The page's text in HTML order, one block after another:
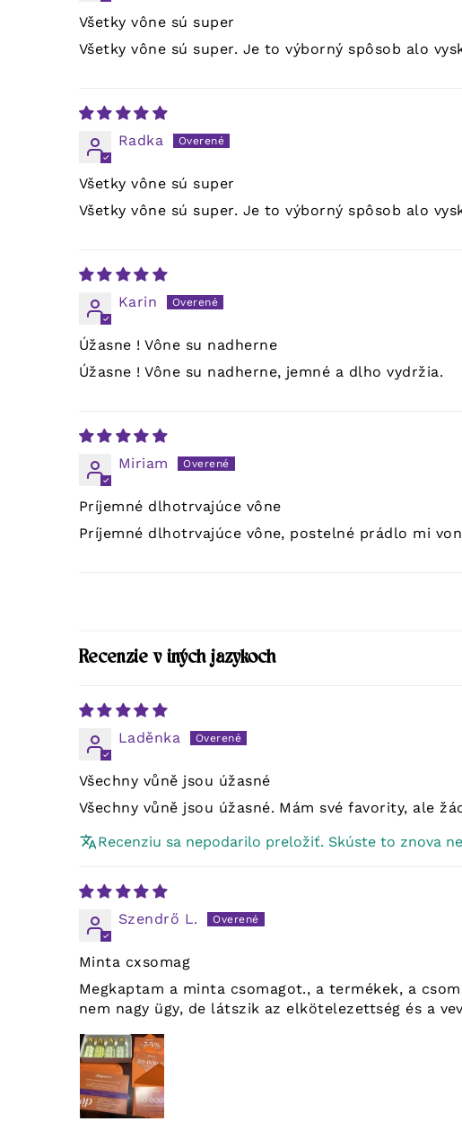
Všetky vône sú super
Všetky vône sú super. Je to výborný spôsob alo
Radka
Všetky vône sú super
Všetky vône sú super. Je to výborný spôsob alo
Karin
Úžasne ! Vône su nadherne
Úžasne ! Vône su nadherne, jemné a dlho vydržia.
Miriam
Príjemné dlhotrvajúce vône
Príjemné dlhotrvajúce vône, postelné prádlo mi
Recenzie v iných jazykoch
Laděnka
Všechny vůně jsou úžasné
Všechny vůně jsou úžasné. Mám své favority, ale
Recenziu sa nepodarilo preložiť. Skúste to znova
Szendrő L.
Minta cxsomag
Megkaptam a minta csomagot., a termékek, a
nem nagy ügy, de látszik az elkötelezettség és a